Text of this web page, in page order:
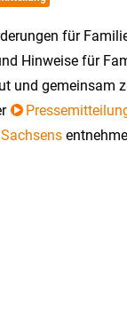
für
Hinweise für
und gemeinsam